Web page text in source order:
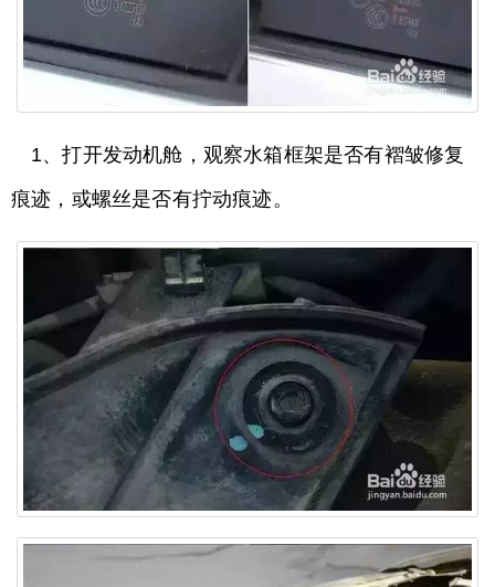
1、打开发动机舱，观察水箱框架是否有褶皱修复
痕迹，或螺丝是否有拧动痕迹。